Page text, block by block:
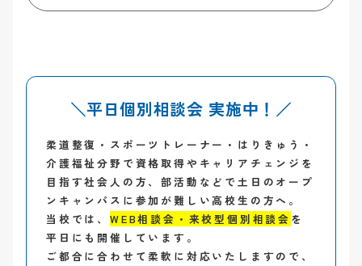
＼平日個別相談会 実施中！／
柔道整復・スポーツトレーナー・はりきゅう・
介護福祉分野で資格取得やキャリアチェンジを
目指す社会人の方、部活動などで土日のオープ
ンキャンパスに参加が難しい高校生の方へ。
当校では、 WEB相談会・来校型個別相談会 を
平日にも開催しています。
ご都合に合わせて柔軟に対応いたしますので、